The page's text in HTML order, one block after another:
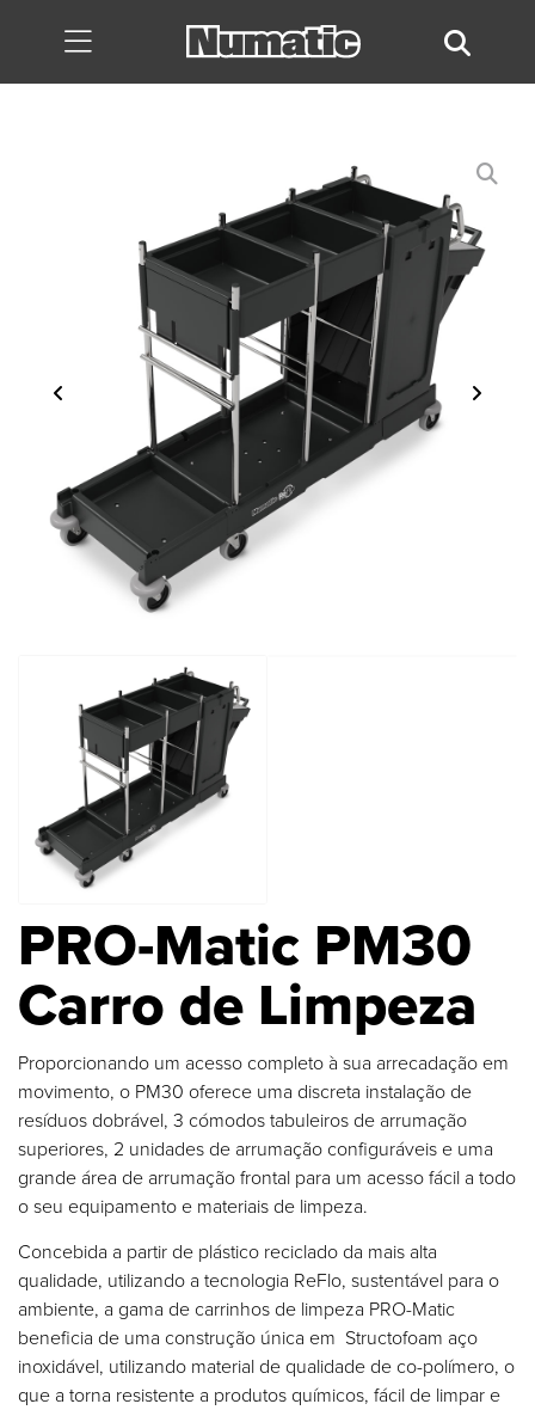
PRO-Matic PM30
Carro de Limpeza
Proporcionando um acesso completo à sua arrecadação em
movimento, o PM30 oferece uma discreta instalação de
resíduos dobrável, 3 cómodos tabuleiros de arrumação
superiores, 2 unidades de arrumação configuráveis e uma
grande área de arrumação frontal para um acesso fácil a todo
o seu equipamento e materiais de limpeza.
Concebida a partir de plástico reciclado da mais alta
qualidade, utilizando a tecnologia ReFlo, sustentável para o
ambiente, a gama de carrinhos de limpeza PRO-Matic
beneficia de uma construção única em Structofoam aço
inoxidável, utilizando material de qualidade de co-polímero, o
que a torna resistente a produtos químicos, fácil de limpar e